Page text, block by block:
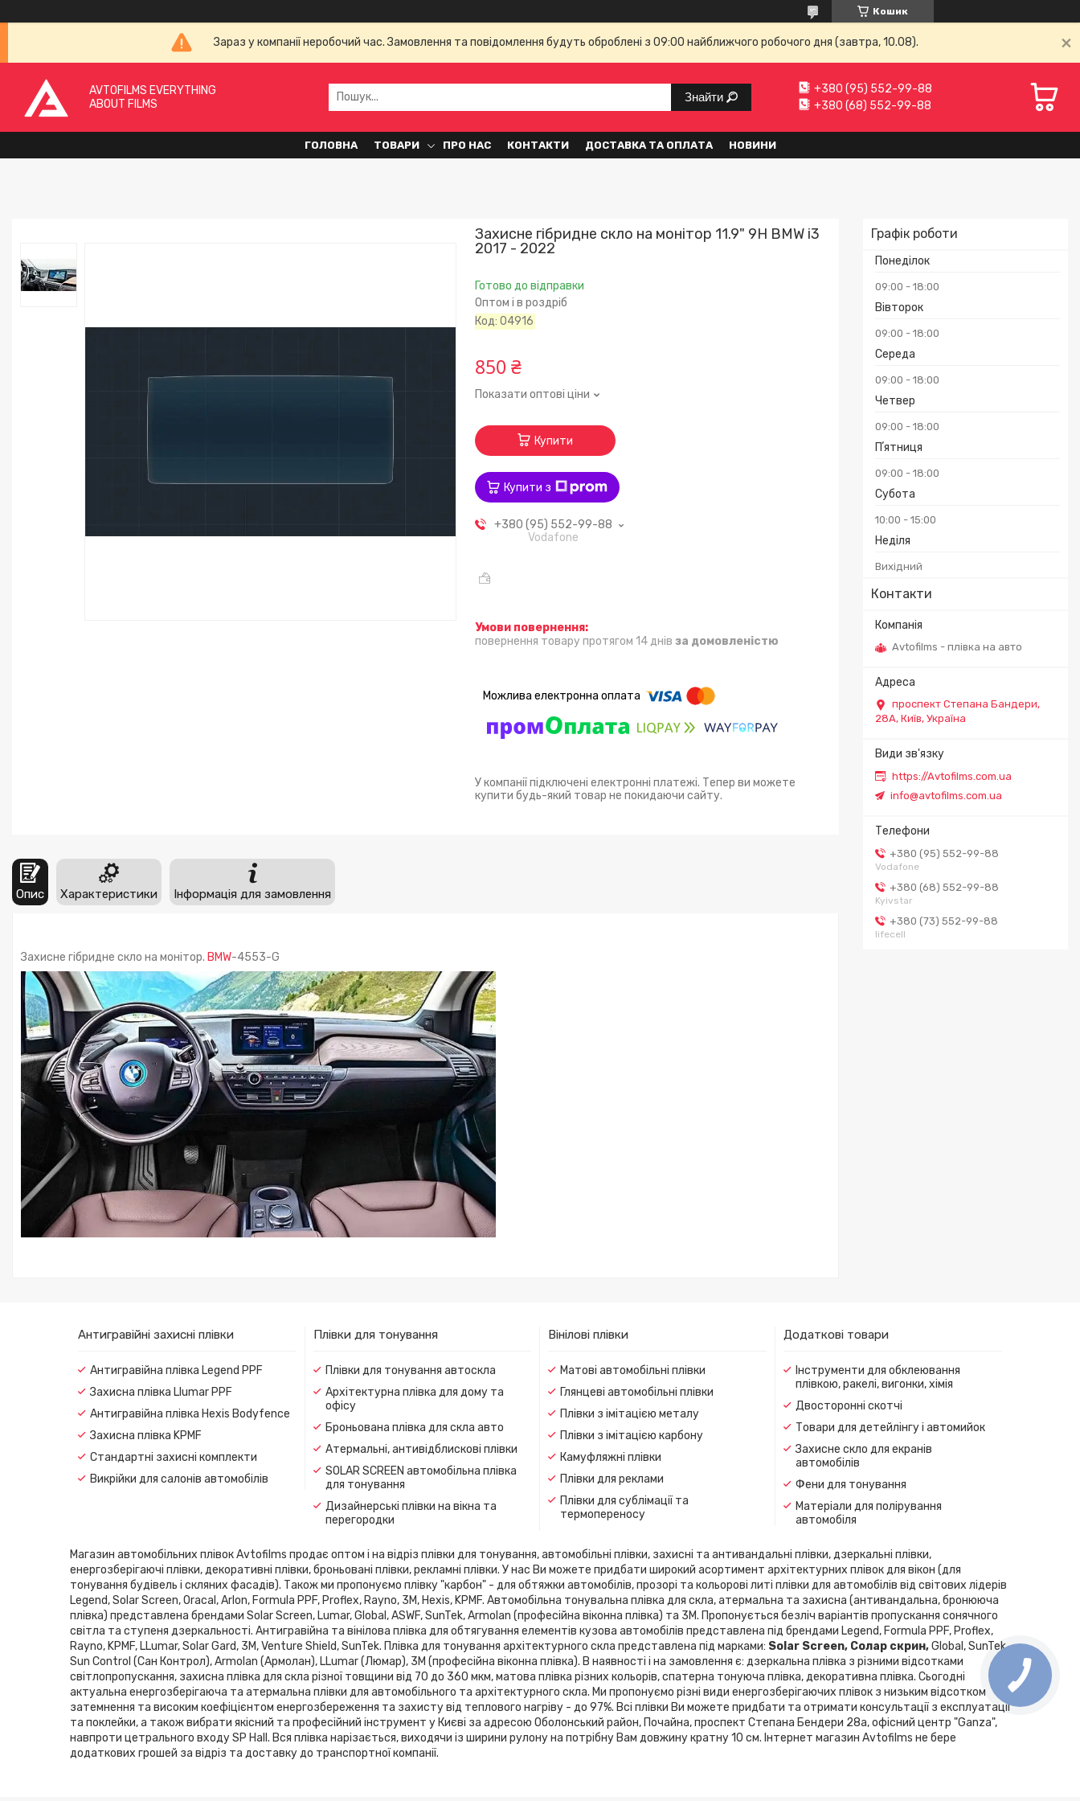
Кошик
Зараз у компанії неробочий час. Замовлення та повідомлення будуть оброблені з 09:00 найближчого робочого дня (завтра, 10.08).
AVTOFILMS EVERYTHING
ABOUT FILMS
Знайти
+380 (95) 552-99-88
+380 (68) 552-99-88
ГОЛОВНА ТОВАРИ ПРО НАС КОНТАКТИ ДОСТАВКА ТА ОПЛАТА НОВИНИ
Графік роботи
Понеділок
09:00 18:00
Вівторок
09:00 18:00
Середа
09:00 18:00
Четвер
09:00 18:00
Пʼятниця
09:00 18:00
Субота
10:00 15:00
Неділя
Вихідний
Контакти
Avtofilms - плівка на авто
проспект Степана Бандери,
28А, Київ, Україна
https://Avtofilms.com.ua
info@avtofilms.com.ua
+380 (95) 552-99-88
Vodafone
+380 (68) 552-99-88
Kyivstar
+380 (73) 552-99-88
lifecell
Захисне гібридне скло на монітор 11.9" 9H BMW i3
2017 - 2022
Готово до відправки
Оптом і в роздріб
Код:04916
850 ₴
Показати оптові ціни
Купити
Купити з
+380 (95) 552-99-88
Vodafone
повернення товару протягом 14 днів за домовленістю
У компанії підключені електронні платежі. Тепер ви можете
купити будь-який товар не покидаючи сайту.
Опис Характеристики Інформація для замовлення
Захисне гібридне скло на монітор. BMW-4553-G
Антигравійні захисні плівки
Антигравійна плівка Legend PPF
Захисна плівка Llumar PPF
Антигравійна плівка Hexis Bodyfence
Захисна плівка KPMF
Стандартні захисні комплекти
Викрійки для салонів автомобілів
Плівки для тонування
Плівки для тонування автоскла
Архітектурна плівка для дому та
офісу
Броньована плівка для скла авто
Атермальні, антивідблискові плівки
SOLAR SCREEN автомобільна плівка
для тонування
Дизайнерські плівки на вікна та
перегородки
Вінілові плівки
Матові автомобільні плівки
Глянцеві автомобільні плівки
Плівки з імітацією металу
Плівки з імітацією карбону
Камуфляжні плівки
Плівки для реклами
Плівки для сублімації та
термопереносу
Додаткові товари
Інструменти для обклеювання
плівкою, ракелі, вигонки, хімія
Двосторонні скотчі
Товари для детейлінгу і автомийок
Захисне скло для екранів
автомобілів
Фени для тонування
Матеріали для полірування
автомобіля
Магазин автомобільних плівок Avtofilms продає оптом і на відріз плівки для тонування, автомобільні плівки, захисні та антивандальні плівки, дзеркальні плівки,
енергозберігаючі плівки, декоративні плівки, броньовані плівки, рекламні плівки. У нас Ви можете придбати широкий асортимент архітектурних плівок для вікон (для
тонування будівель і скляних фасадів). Також ми пропонуємо плівку "карбон" - для обтяжки автомобілів, прозорі та кольорові литі плівки для автомобілів від світових лідерів
Legend, Solar Screen, Oracal, Arlon, Formula PPF, Proflex, Rayno, 3М, Hexis, KPMF. Автомобільна тонувальна плівка для скла, атермальна та захисна (антивандальна, бронююча
плівка) представлена ​​брендами Solar Screen, Lumar, Global, ASWF, SunTek, Armolan (професійна віконна плівка) та 3М. Пропонується безліч варіантів пропускання сонячного
світла та ступеня дзеркальності. Антигравійна та вінілова плівка для обтягування елементів кузова автомобілів представлена ​​під брендами Legend, Formula PPF, Proflex,
Rayno, KPMF, LLumar, Solar Gard, 3M, Venture Shield, SunTek. Плівка для тонування архітектурного скла представлена ​​під марками: Solar Screen, Cолар скрин,Global, SunTek,
Sun Control (Сан Контрол), Armolan (Армолан), LLumar (Люмар), 3М (професійна віконна плівка). В наявності і на замовлення є: дзеркальна плівка з різними відсотками
світлопропускання, захисна плівка для скла різної товщини від 70 до 360 мкм, матова плівка різних кольорів, спатерна тонуюча плівка, декоративна плівка. Сьогодні
актуальна енергозберігаюча та атермальна плівки для автомобільного та архітектурного скла. Ми пропонуємо різні види енергозберігаючих плівок з низьким відсотком
затемнення та високим коефіцієнтом енергозбереження та захисту від теплового нагріву - до 97%. Всі плівки Ви можете придбати та отримати консультації з експлуатації
та поклейки, а також вибрати якісний та професійний інструмент у Києві за адресою Оболонський район, Почайна, проспект Степана Бендери 28а, офісний центр "Ganza",
навпроти цетрального входу SP Hаll. Вся плівка нарізається, виходячи із ширини рулону на потрібну Вам довжину кратну 10 см. Інтернет магазин Avtofilms не бере
додаткових грошей за відріз та доставку до транспортної компанії.